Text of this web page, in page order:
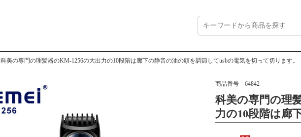
科美の専門の理髪器のKM-1256の大出力の10段階は廊下の静音の油の頭を調節してusbの電気を切って切ります。
商品番号 64842
科美の専門の理
力の10段階は廊